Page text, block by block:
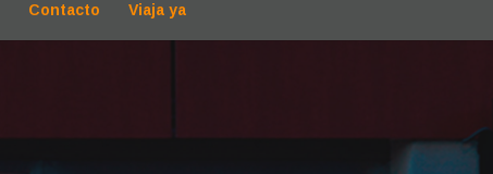
Contacto Viaja ya